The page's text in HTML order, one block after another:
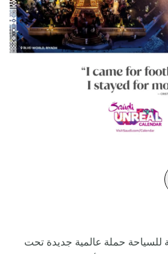
للسياحة حملة عالمية جديدة تحت